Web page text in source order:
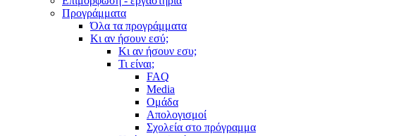
Προγράμματα
Όλα τα προγράμματα
Κι αν ήσουν εσύ;
Κι αν ήσουν εσυ;
Τι είναι;
FAQ
Media
Ομάδα
Απολογισμοί
Σχολεία στο πρόγραμμα